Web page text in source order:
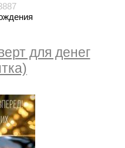
для денег